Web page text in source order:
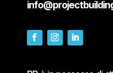
Via Del Risorgimento,
Tel. 0721 830523